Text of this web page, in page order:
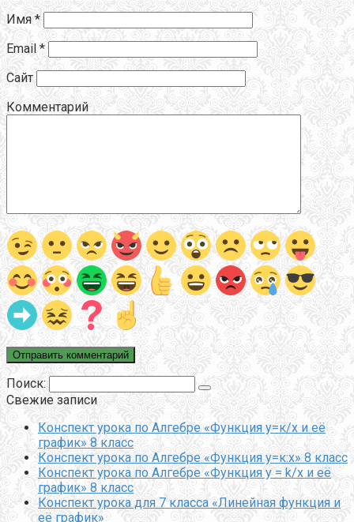
Имя *
Email *
Сайт
Комментарий
Поиск:
Свежие записи
Конспект урока по Алгебре «Функция у=к/х и её
график» 8 класс
Конспект урока по Алгебре «Функция у=к:х» 8 класс
Конспект урока по Алгебре «Функция y = k/x и её
график» 8 класс
Конспект урока для 7 класса «Линейная функция и
её график»